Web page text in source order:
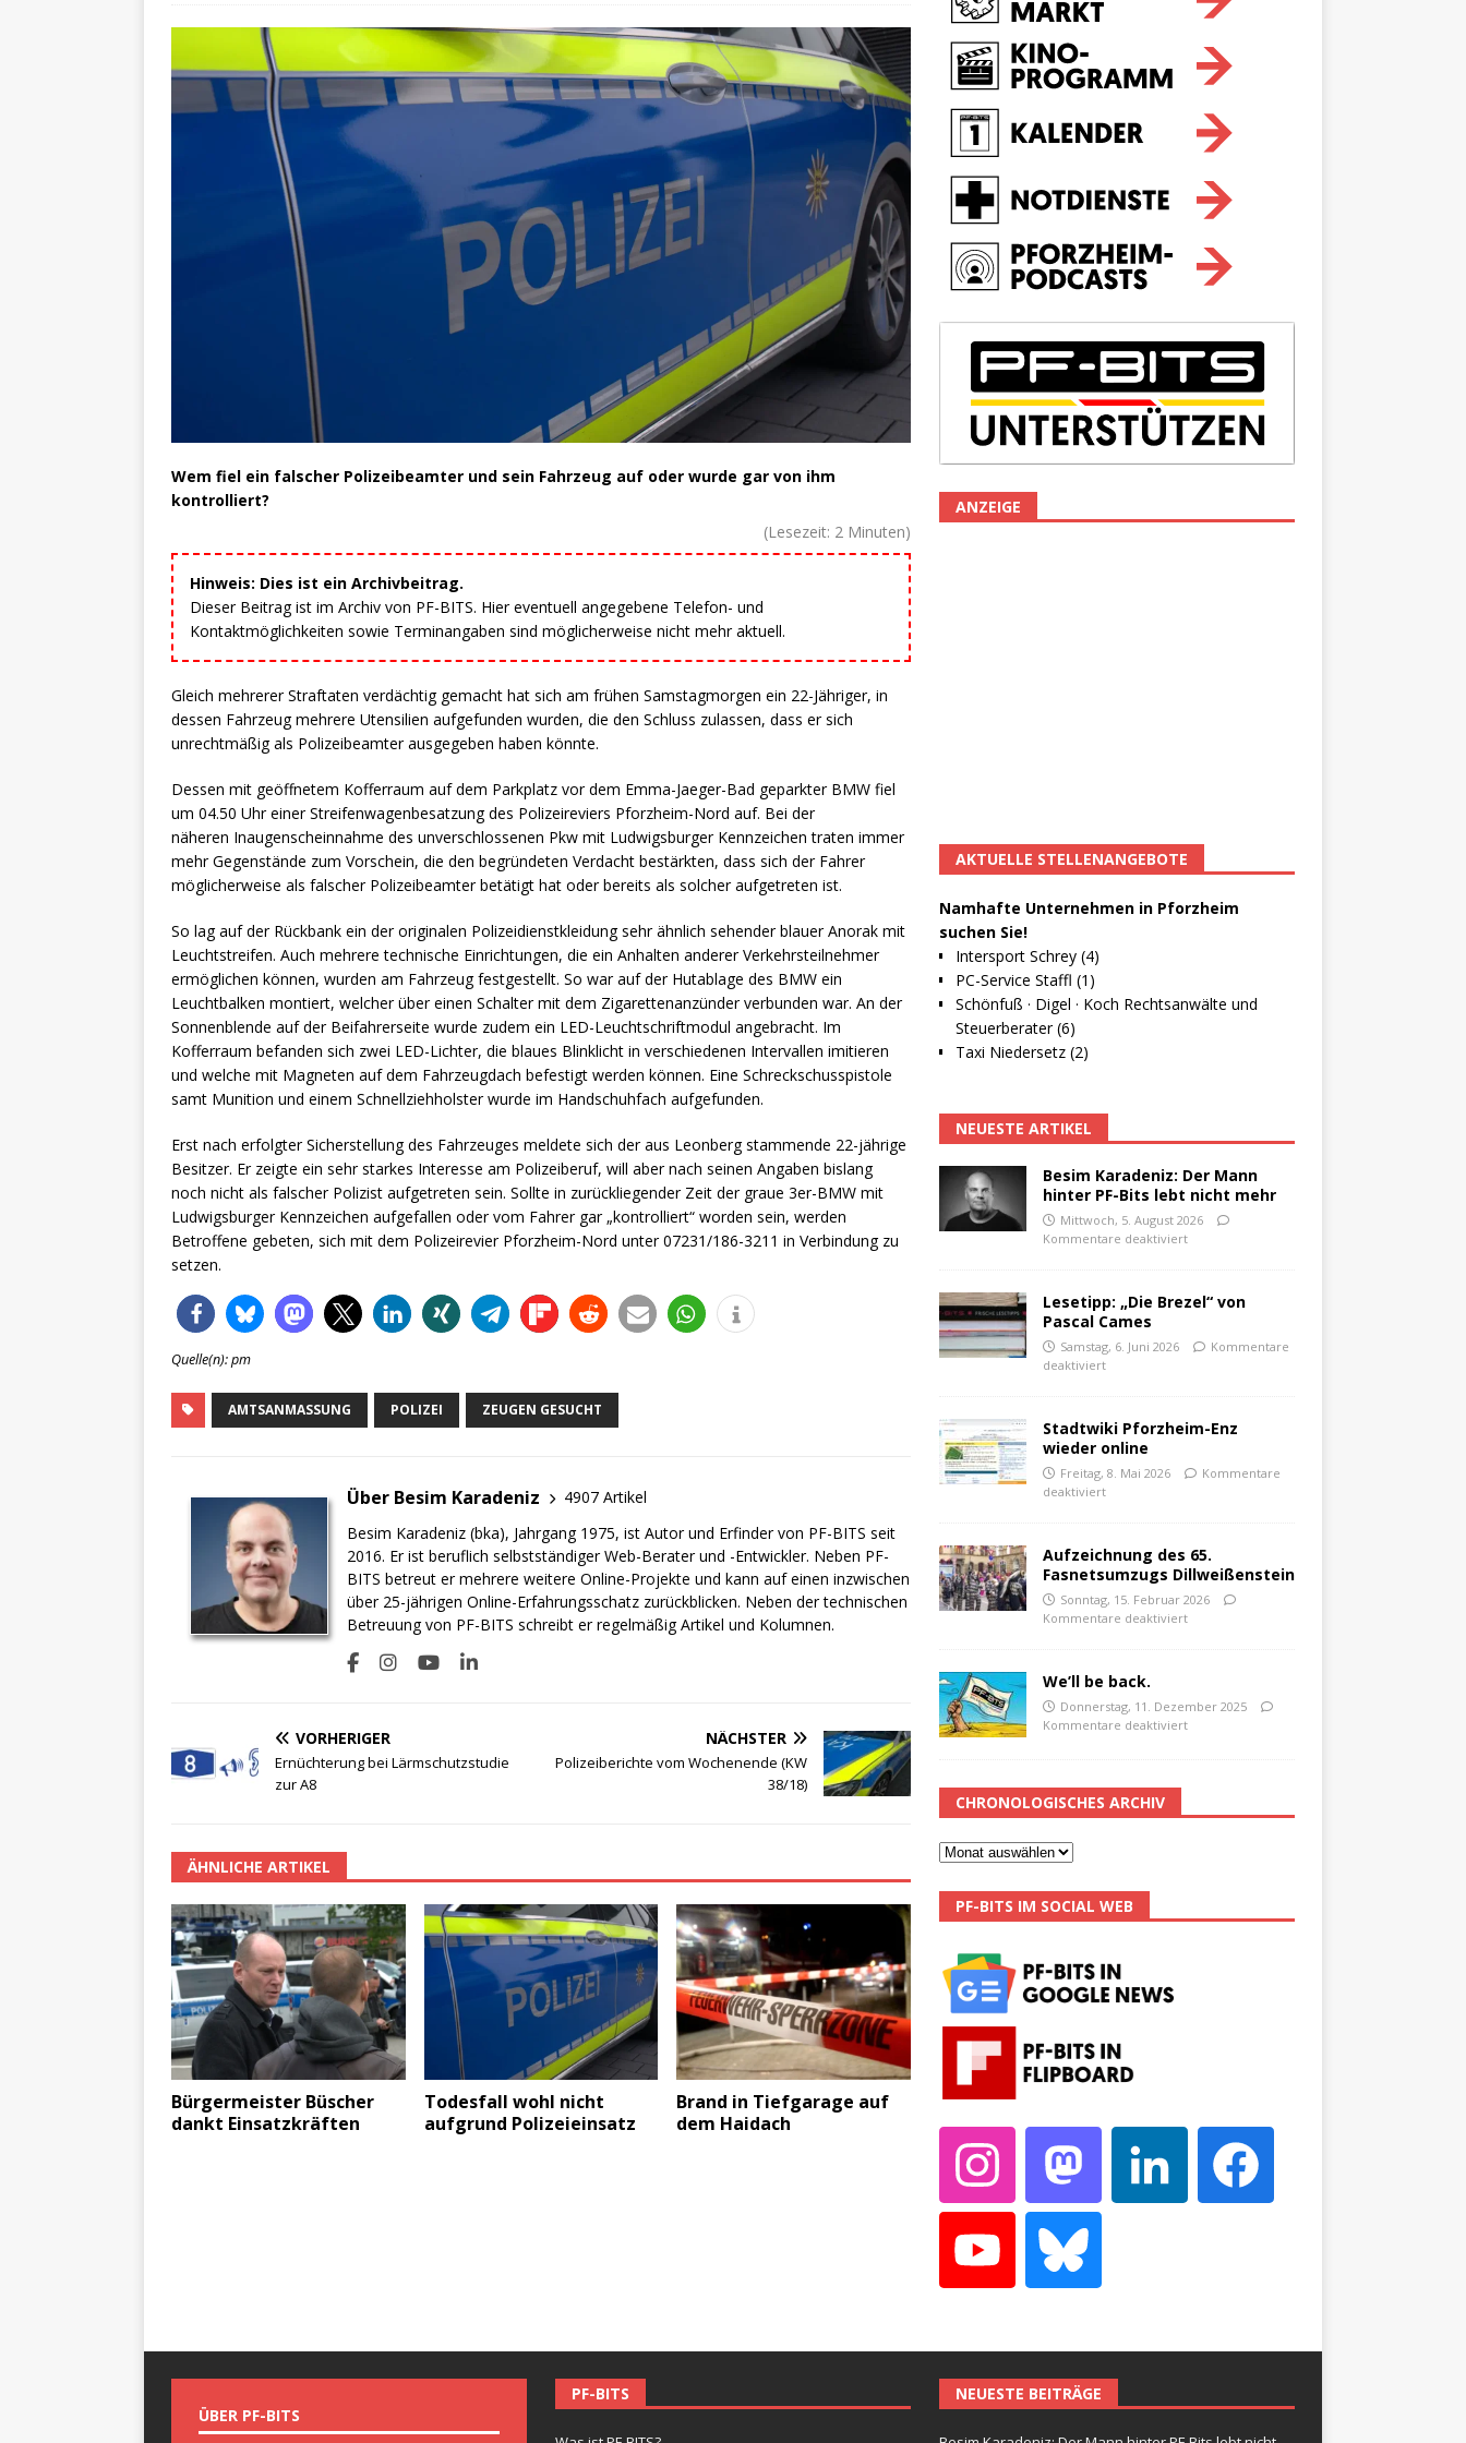
Wem fiel ein falscher Polizeibeamter und sein Fahrzeug auf oder wurde gar von ihm
kontrolliert?
(Lesezeit: 2 Minuten)
Hinweis: Dies ist ein Archivbeitrag.
Dieser Beitrag ist im Archiv von PF-BITS. Hier eventuell angegebene Telefon- und
Kontaktmöglichkeiten sowie Terminangaben sind möglicherweise nicht mehr aktuell.
Gleich mehrerer Straftaten verdächtig gemacht hat sich am frühen Samstagmorgen ein 22-Jähriger, in
dessen Fahrzeug mehrere Utensilien aufgefunden wurden, die den Schluss zulassen, dass er sich
unrechtmäßig als Polizeibeamter ausgegeben haben könnte.
Dessen mit geöffnetem Kofferraum auf dem Parkplatz vor dem Emma-Jaeger-Bad geparkter BMW fiel
um 04.50 Uhr einer Streifenwagenbesatzung des Polizeireviers Pforzheim-Nord auf. Bei der
näheren Inaugenscheinnahme des unverschlossenen Pkw mit Ludwigsburger Kennzeichen traten immer
mehr Gegenstände zum Vorschein, die den begründeten Verdacht bestärkten, dass sich der Fahrer
möglicherweise als falscher Polizeibeamter betätigt hat oder bereits als solcher aufgetreten ist.
So lag auf der Rückbank ein der originalen Polizeidienstkleidung sehr ähnlich sehender blauer Anorak mit
Leuchtstreifen. Auch mehrere technische Einrichtungen, die ein Anhalten anderer Verkehrsteilnehmer
ermöglichen können, wurden am Fahrzeug festgestellt. So war auf der Hutablage des BMW ein
Leuchtbalken montiert, welcher über einen Schalter mit dem Zigarettenanzünder verbunden war. An der
Sonnenblende auf der Beifahrerseite wurde zudem ein LED-Leuchtschriftmodul angebracht. Im
Kofferraum befanden sich zwei LED-Lichter, die blaues Blinklicht in verschiedenen Intervallen imitieren
und welche mit Magneten auf dem Fahrzeugdach befestigt werden können. Eine Schreckschusspistole
samt Munition und einem Schnellziehholster wurde im Handschuhfach aufgefunden.
Erst nach erfolgter Sicherstellung des Fahrzeuges meldete sich der aus Leonberg stammende 22-jährige
Besitzer. Er zeigte ein sehr starkes Interesse am Polizeiberuf, will aber nach seinen Angaben bislang
noch nicht als falscher Polizist aufgetreten sein. Sollte in zurückliegender Zeit der graue 3er-BMW mit
Ludwigsburger Kennzeichen aufgefallen oder vom Fahrer gar „kontrolliert“ worden sein, werden
Betroffene gebeten, sich mit dem Polizeirevier Pforzheim-Nord unter 07231/186-3211 in Verbindung zu
setzen.
Quelle(n): pm
AMTSANMASSUNG POLIZEI ZEUGEN GESUCHT
Über Besim Karadeniz
4907 Artikel
Besim Karadeniz (bka), Jahrgang 1975, ist Autor und Erfinder von PF-BITS seit
2016. Er ist beruflich selbstständiger Web-Berater und -Entwickler. Neben PF-
BITS betreut er mehrere weitere Online-Projekte und kann auf einen inzwischen
über 25-jährigen Online-Erfahrungsschatz zurückblicken. Neben der technischen
Betreuung von PF-BITS schreibt er regelmäßig Artikel und Kolumnen.
VORHERIGER
Ernüchterung bei Lärmschutzstudie
zur A8
NÄCHSTER
Polizeiberichte vom Wochenende (KW
38/18)
ÄHNLICHE ARTIKEL
Bürgermeister Büscher
dankt Einsatzkräften
Todesfall wohl nicht
aufgrund Polizeieinsatz
Brand in Tiefgarage auf
dem Haidach
ANZEIGE
AKTUELLE STELLENANGEBOTE
Namhafte Unternehmen in Pforzheim
suchen Sie!
Intersport Schrey (4)
PC-Service Staffl (1)
Schönfuß · Digel · Koch Rechtsanwälte und
Steuerberater (6)
Taxi Niedersetz (2)
NEUESTE ARTIKEL
Besim Karadeniz: Der Mann
hinter PF-Bits lebt nicht mehr
Mittwoch, 5. August 2026
Kommentare deaktiviert
Lesetipp: „Die Brezel“ von
Pascal Cames
Samstag, 6. Juni 2026
Kommentare
deaktiviert
Stadtwiki Pforzheim-Enz
wieder online
Freitag, 8. Mai 2026
Kommentare
deaktiviert
Aufzeichnung des 65.
Fasnetsumzugs Dillweißenstein
Sonntag, 15. Februar 2026
Kommentare deaktiviert
We’ll be back.
Donnerstag, 11. Dezember 2025
Kommentare deaktiviert
CHRONOLOGISCHES ARCHIV
PF-BITS IM SOCIAL WEB
ÜBER PF-BITS
PF-BITS NEUESTE BEITRÄGE